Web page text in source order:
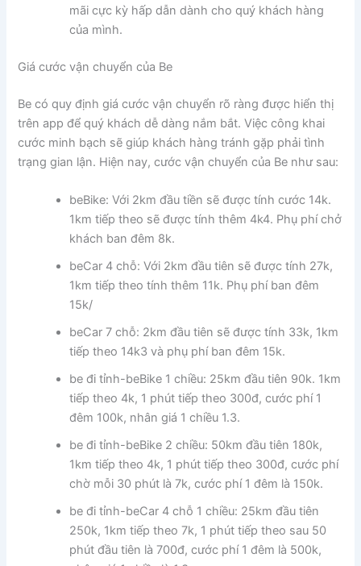
mãi cực kỳ hấp dẫn dành cho quý khách hàng
của mình.
Giá cước vận chuyển của Be
Be có quy định giá cước vận chuyển rõ ràng được hiển thị
trên app để quý khách dễ dàng nắm bắt. Việc công khai
cước minh bạch sẽ giúp khách hàng tránh gặp phải tình
trạng gian lận. Hiện nay, cước vận chuyển của Be như sau:
beBike: Với 2km đầu tiền sẽ được tính cước 14k.
1km tiếp theo sẽ được tính thêm 4k4. Phụ phí chở
khách ban đêm 8k.
beCar 4 chỗ: Với 2km đầu tiên sẽ được tính 27k,
1km tiếp theo tính thêm 11k. Phụ phí ban đêm
15k/
beCar 7 chỗ: 2km đầu tiên sẽ được tính 33k, 1km
tiếp theo 14k3 và phụ phí ban đêm 15k.
be đi tỉnh-beBike 1 chiều: 25km đầu tiên 90k. 1km
tiếp theo 4k, 1 phút tiếp theo 300đ, cước phí 1
đêm 100k, nhân giá 1 chiều 1.3.
be đi tỉnh-beBike 2 chiều: 50km đầu tiên 180k,
1km tiếp theo 4k, 1 phút tiếp theo 300đ, cước phí
chờ mỗi 30 phút là 7k, cước phí 1 đêm là 150k.
be đi tỉnh-beCar 4 chỗ 1 chiều: 25km đầu tiên
250k, 1km tiếp theo 7k, 1 phút tiếp theo sau 50
phút đầu tiên là 700đ, cước phí 1 đêm là 500k,